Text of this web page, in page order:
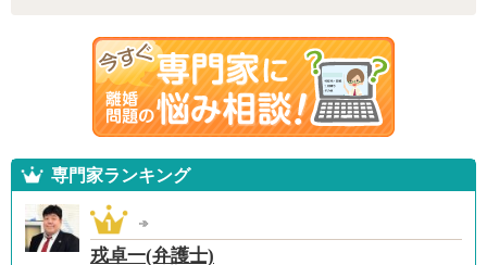
専門家ランキング
戎卓一(弁護士)